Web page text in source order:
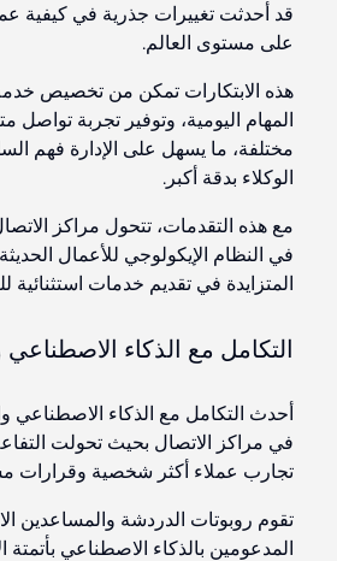
قد أحدثت تغييرات جذرية في كيفية
على مستوى العالم.
هذه الابتكارات تمكن من تخصيص خدمة
المهام اليومية، وتوفير تجربة تواصل
مختلفة، ما يسهل على الإدارة فهم
الوكلاء بدقة أكبر.
مع هذه التقدمات، تتحول مراكز
في النظام الإيكولوجي للأعمال
المتزايدة في تقديم خدمات استثنائية
التكامل مع الذكاء الاصطناعي
أحدث التكامل مع الذكاء الاصطناعي
في مراكز الاتصال بحيث تحولت
تجارب عملاء أكثر شخصية وقرارات
تقوم روبوتات الدردشة والمساعدين
المدعومين بالذكاء الاصطناعي بأتمتة